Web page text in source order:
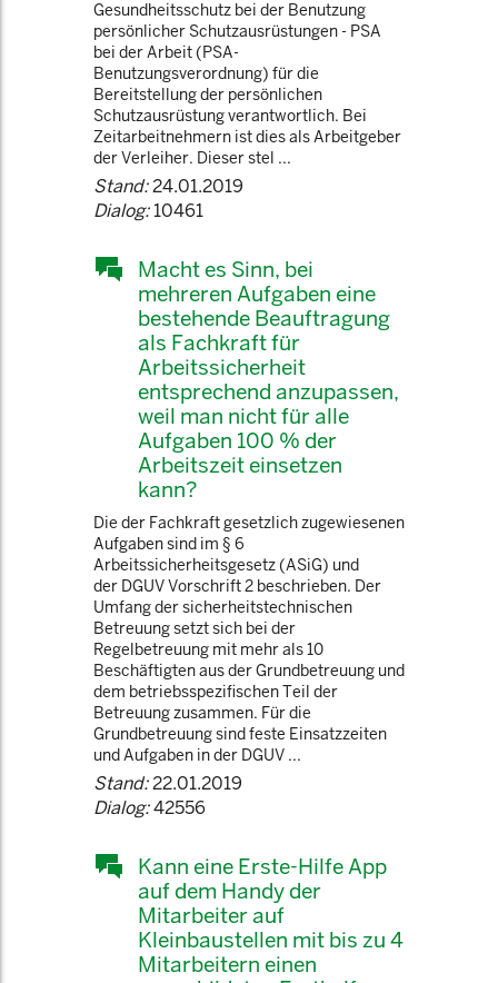
Gesundheitsschutz bei der Benutzung
persönlicher Schutzausrüstungen - PSA
bei der Arbeit (PSA-
Benutzungsverordnung) für die
Bereitstellung der persönlichen
Schutzausrüstung verantwortlich. Bei
Zeitarbeitnehmern ist dies als Arbeitgeber
der Verleiher. Dieser stel ...
Stand:24.01.2019
Dialog:10461
Macht es Sinn, bei
mehreren Aufgaben eine
bestehende Beauftragung
als Fachkraft für
Arbeitssicherheit
entsprechend anzupassen,
weil man nicht für alle
Aufgaben 100 % der
Arbeitszeit einsetzen
kann?
Die der Fachkraft gesetzlich zugewiesenen
Aufgaben sind im § 6
Arbeitssicherheitsgesetz (ASiG) und
der DGUV Vorschrift 2 beschrieben. Der
Umfang der sicherheitstechnischen
Betreuung setzt sich bei der
Regelbetreuung mit mehr als 10
Beschäftigten aus der Grundbetreuung und
dem betriebsspezifischen Teil der
Betreuung zusammen. Für die
Grundbetreuung sind feste Einsatzzeiten
und Aufgaben in der DGUV ...
Stand:22.01.2019
Dialog:42556
Kann eine Erste-Hilfe App
auf dem Handy der
Mitarbeiter auf
Kleinbaustellen mit bis zu 4
Mitarbeitern einen